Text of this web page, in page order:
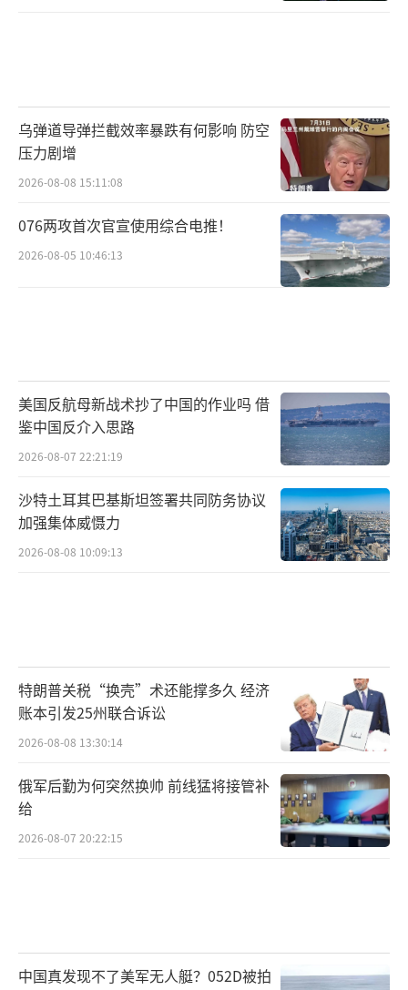
乌弹道导弹拦截效率暴跌有何影响 防空
压力剧增
2026-08-08 15:11:08
076两攻首次官宣使用综合电推！
2026-08-05 10:46:13
美国反航母新战术抄了中国的作业吗 借
鉴中国反介入思路
2026-08-07 22:21:19
沙特土耳其巴基斯坦签署共同防务协议
加强集体威慑力
2026-08-08 10:09:13
特朗普关税“换壳”术还能撑多久 经济
账本引发25州联合诉讼
2026-08-08 13:30:14
俄军后勤为何突然换帅 前线猛将接管补
给
2026-08-07 20:22:15
中国真发现不了美军无人艇？052D被拍